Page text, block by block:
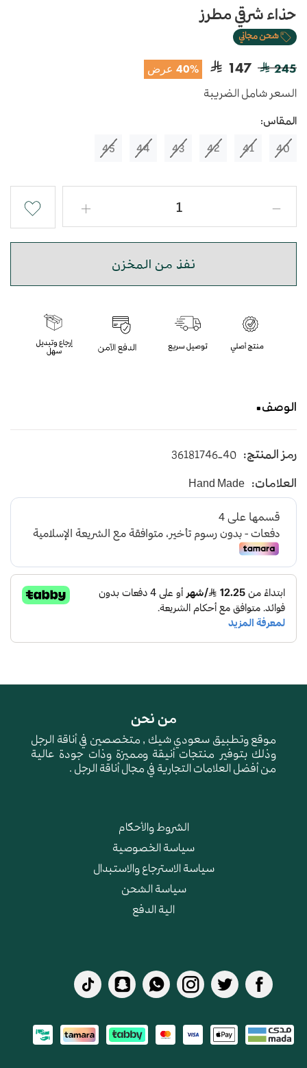
حذاء شرقي مطرز
شحن مجاني
245
147 40% عرض
السعر شامل الضريبة
المقاس:
40
41
42
43
44
45
نفذ من المخزن
الوصف
يأتي بأرضية متوسطة الإرتفاع باللون الرصاصي
و طبقة اسفنجية عالية الجودة لتعطي شعور بالراحة
ومقاومة الإنزلاق و التآكل
رمز المنتج: 36181746-40
العلامات: Hand Made
من نحن
موقع وتطبيق سعودي شيك , متخصصين في أناقة الرجل
وذلك بتوفير منتجات أنيقة ومميزة وذات جودة عالية
من أفضل العلامات التجارية في مجال أناقة الرجل .
الشروط والأحكام
سياسة الخصوصية
سياسة الاسترجاع والاستبدال
سياسة الشحن
الية الدفع